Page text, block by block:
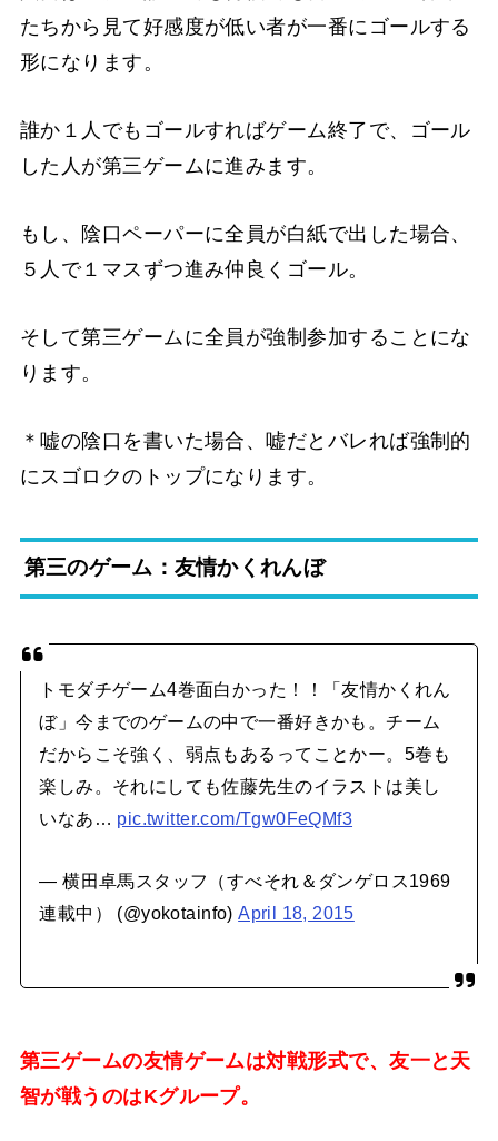
たちから見て好感度が低い者が一番にゴールする
形になります。
誰か１人でもゴールすればゲーム終了で、ゴール
した人が第三ゲームに進みます。
もし、陰口ペーパーに全員が白紙で出した場合、
５人で１マスずつ進み仲良くゴール。
そして第三ゲームに全員が強制参加することにな
ります。
＊嘘の陰口を書いた場合、嘘だとバレれば強制的
にスゴロクのトップになります。
第三のゲーム：友情かくれんぼ
トモダチゲーム4巻面白かった！！「友情かくれん
ぼ」今までのゲームの中で一番好きかも。チーム
だからこそ強く、弱点もあるってことかー。5巻も
楽しみ。それにしても佐藤先生のイラストは美し
いなあ… pic.twitter.com/Tgw0FeQMf3
— 横田卓馬スタッフ（すべそれ＆ダンゲロス1969
連載中） (@yokotainfo) April 18, 2015
第三ゲームの友情ゲームは対戦形式で、友一と天
智が戦うのはKグループ。